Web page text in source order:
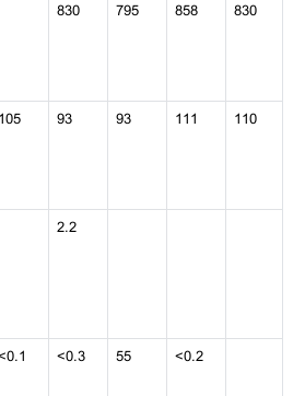
830 795 858 830
105 93 93 111 110
2.2
<0.3 55 <0.2